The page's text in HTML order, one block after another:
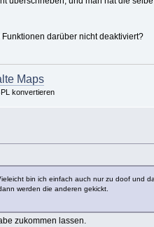
darüber nicht deaktiviert?
Maps
konvertieren
bin ich einfach auch nur zu doof und
werden die anderen gekickt.
zukommen lassen.